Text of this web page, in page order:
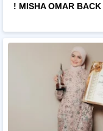
MISHA OMAR BACK